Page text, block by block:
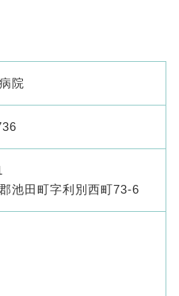
院
池田町字利別西町73-6